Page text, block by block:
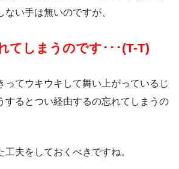
ない手は無いのですが、
てしまうのです･･･(T-T)
ってウキウキして舞い上がっているじ
するとつい経由するの忘れてしまうの
工夫をしておくべきですね。